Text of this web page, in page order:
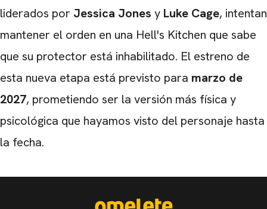
liderados por Jessica Jones y Luke Cage, intentan
mantener el orden en una Hell's Kitchen que sabe
que su protector está inhabilitado. El estreno de
esta nueva etapa está previsto para marzo de
2027, prometiendo ser la versión más física y
psicológica que hayamos visto del personaje hasta
la fecha.